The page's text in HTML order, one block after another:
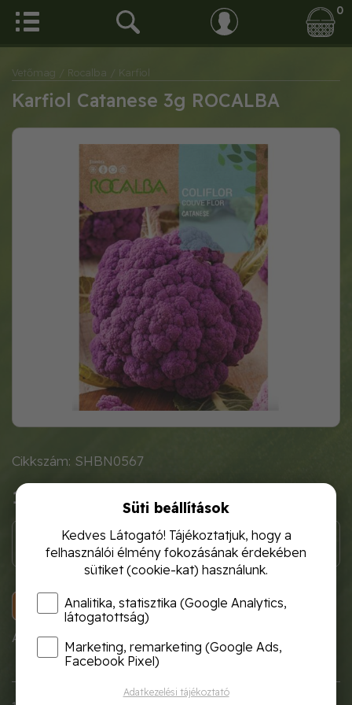
0
Vetőmag / Rocalba / Karfiol
Karfiol Catanese 3g ROCALBA
Cikkszám: SHBN0567
1 120 Ft
KOSÁRBA
A termék átmenetileg nem rendelhető!
Süti beállítások
Kedves Látogató! Tájékoztatjuk, hogy a
felhasználói élmény fokozásának érdekében
sütiket (cookie-kat) használunk.
Analitika, statisztika (Google Analytics,
látogatottság)
Marketing, remarketing (Google Ads,
Facebook Pixel)
Adatkezelési tájékoztató